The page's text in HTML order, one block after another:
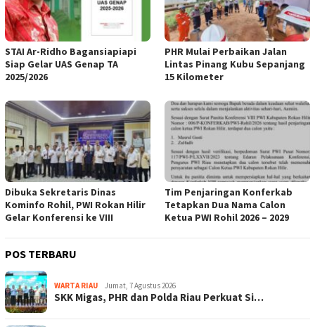
STAI Ar-Ridho Bagansiapiapi
Siap Gelar UAS Genap TA
2025/2026
PHR Mulai Perbaikan Jalan
Lintas Pinang Kubu Sepanjang
15 Kilometer
Dibuka Sekretaris Dinas
Kominfo Rohil, PWI Rokan Hilir
Gelar Konferensi ke VIII
Tim Penjaringan Konferkab
Tetapkan Dua Nama Calon
Ketua PWI Rohil 2026 – 2029
POS TERBARU
WARTA RIAU Jumat, 7 Agustus 2026
SKK Migas, PHR dan Polda Riau Perkuat Si…